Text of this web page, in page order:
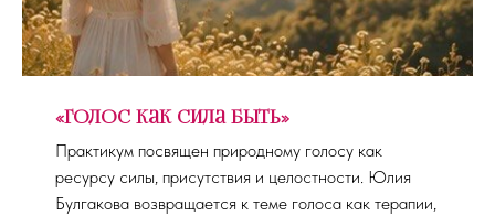
«Голос как сила быть»
Практикум посвящен природному голосу как
ресурсу силы, присутствия и целостности. Юлия
Булгакова возвращается к теме голоса как терапии,